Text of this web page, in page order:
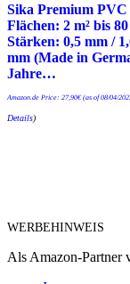
Sika Premium PVC
Flächen: 2 m² bis
Stärken: 0,5 mm /
mm (Made in
Jahre…
Amazon.de Price: 27,90€(as of 08/04/
Details)
WERBEHINWEIS
Als Amazon-Partner